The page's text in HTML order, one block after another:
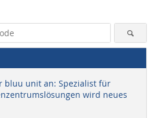
bluu unit an: Spezialist für
wird neues